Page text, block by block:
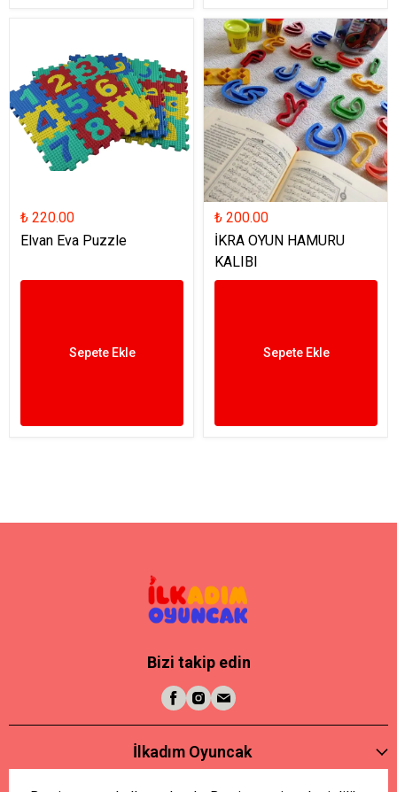
₺ 220.00
Elvan Eva Puzzle
Sepete Ekle
₺ 200.00
İKRA OYUN HAMURU
KALIBI
Sepete Ekle
Bizi takip edin
İlkadım Oyuncak